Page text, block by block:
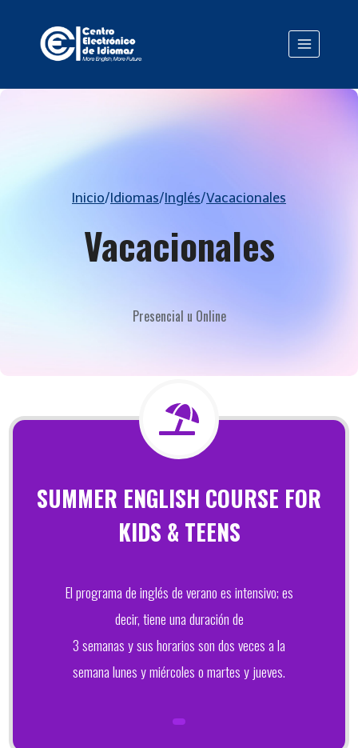
contenido
Inicio/Idiomas/Inglés/Vacacionales
Vacacionales
Presencial u Online
SUMMER ENGLISH COURSE FOR
KIDS & TEENS
El programa de inglés de verano es intensivo; es
decir, tiene una duración de
3 semanas y sus horarios son dos veces a la
semana lunes y miércoles o martes y jueves.